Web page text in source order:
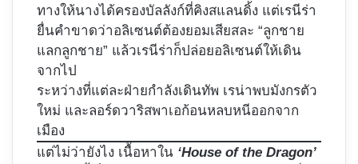
ทางให้นางได้ครองบัลลังก์ที่คิงสแลนดิ้ง แต่เรนีร่า
ยื่นคำขาดว่าอลิเซนต์ต้องยอมเสียสละ “ลูกชาย
แลกลูกชาย” แล้วเรนีร่าก็ปล่อยอลิเซนต์ให้เดิน
จากไป
ระหว่างที่แต่ละฝ่ายกำลังเดินทัพ เรน่าพบมังกรตัว
ใหม่ และลอร์ดวาริสพาเอก้อนหลบหนีออกจาก
เมือง
แต่ไม่ว่ายังไง เนื้อหาใน ‘House of the Dragon’